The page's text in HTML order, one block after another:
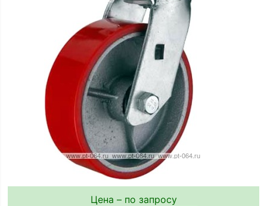
Цена – по запросу